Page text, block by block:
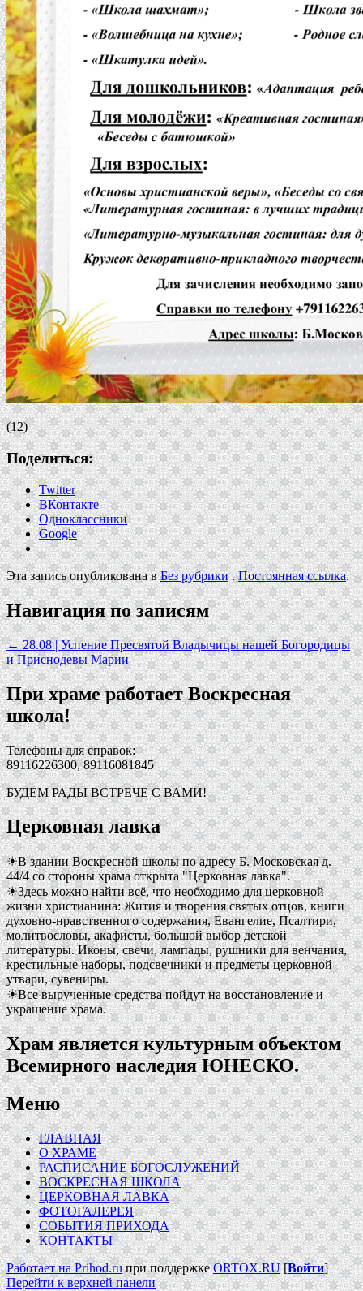
(12)
Поделиться:
Twitter
ВКонтакте
Одноклассники
Google
Эта запись опубликована вБез рубрики.Постоянная ссылка.
Навигация по записям
←28.08 | Успение Пресвятой Владычицы нашей Богородицы
и Приснодевы Марии
При храме работает Воскресная
школа!
Телефоны для справок:
89116226300, 89116081845
БУДЕМ РАДЫ ВСТРЕЧЕ С ВАМИ!
Церковная лавка
☀В здании Воскресной школы по адресу Б. Московская д.
44/4 со стороны храма открыта "Церковная лавка".
☀Здесь можно найти всё, что необходимо для церковной
жизни христианина: Жития и творения святых отцов, книги
духовно-нравственного содержания, Евангелие, Псалтири,
молитвословы, акафисты, большой выбор детской
литературы. Иконы, свечи, лампады, рушники для венчания,
крестильные наборы, подсвечники и предметы церковной
утвари, сувениры.
☀Все вырученные средства пойдут на восстановление и
украшение храма.
Храм является культурным объектом
Всемирного наследия ЮНЕСКО.
Меню
ГЛАВНАЯ
О ХРАМЕ
РАСПИСАНИЕ БОГОСЛУЖЕНИЙ
ВОСКРЕСНАЯ ШКОЛА
ЦЕРКОВНАЯ ЛАВКА
ФОТОГАЛЕРЕЯ
СОБЫТИЯ ПРИХОДА
КОНТАКТЫ
Работает на Prihod.ruпри поддержкеORTOX.RU[Войти]
Перейти к верхней панели